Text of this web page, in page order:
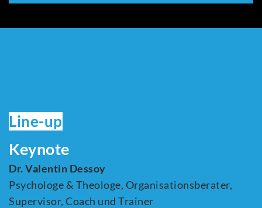
Line-up
Keynote
Dr. Valentin Dessoy
Psychologe & Theologe, Organisationsberater,
Supervisor, Coach und Trainer